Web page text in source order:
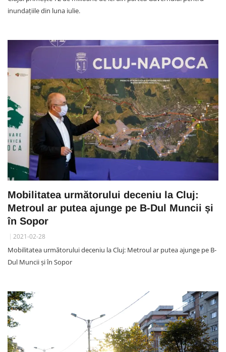
inundațiile din luna iulie.
Mobilitatea următorului deceniu la Cluj:
Metroul ar putea ajunge pe B-Dul Muncii și
în Sopor
2021-02-28
Mobilitatea următorului deceniu la Cluj: Metroul ar putea ajunge pe B-
Dul Muncii și în Sopor